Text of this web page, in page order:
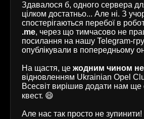
Здавалося б, одного сервера
цілком достатньо... Але ні. З
спостерігаються перебої в
.me, через що тимчасово не
посилання на нашу Telegram-
опублікували в попередньому
На щастя, це жодним чином
відновленням Ukrainian Opel
Всесвіт вирішив додати нам ще
квест. 😄
Але нас так просто не зупинити!